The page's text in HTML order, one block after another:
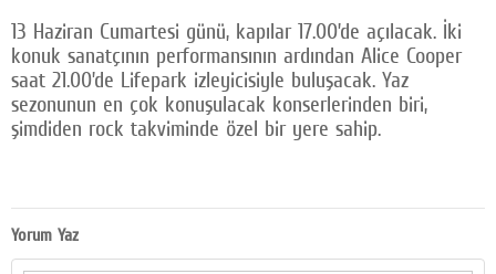
13 Haziran Cumartesi günü, kapılar 17.00’de açılacak. İki
konuk sanatçının performansının ardından Alice Cooper
saat 21.00’de Lifepark izleyicisiyle buluşacak. Yaz
sezonunun en çok konuşulacak konserlerinden biri,
şimdiden rock takviminde özel bir yere sahip.
Yorum Yaz